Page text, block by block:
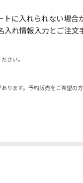
に入れられない場合
れ情報入力とご注文
さい。
ります。予約販売をご希望